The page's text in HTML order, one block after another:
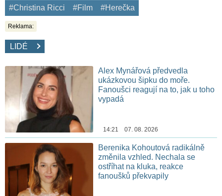
#Christina Ricci #Film #Herečka
Reklama:
LIDÉ
Alex Mynářová předvedla
ukázkovou šipku do moře.
Fanoušci reagují na to, jak u toho
vypadá
14:21 07. 08. 2026
Berenika Kohoutová radikálně
změnila vzhled. Nechala se
ostříhat na kluka, reakce
fanoušků překvapily